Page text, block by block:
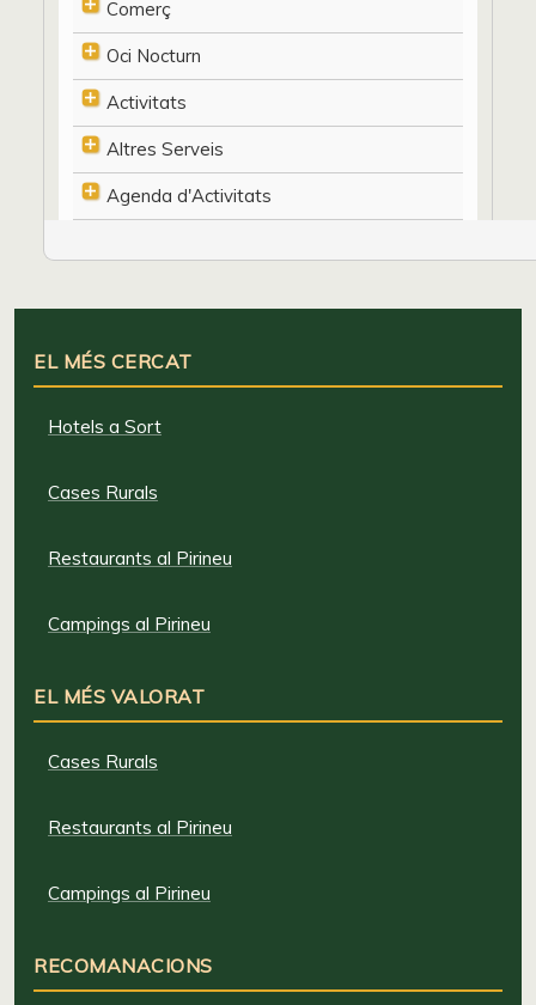
Comerç
Oci Nocturn
Activitats
Altres Serveis
Agenda d'Activitats
EL MÉS CERCAT
Hotels a Sort
Cases Rurals
Restaurants al Pirineu
Campings al Pirineu
EL MÉS VALORAT
Cases Rurals
Restaurants al Pirineu
Campings al Pirineu
RECOMANACIONS